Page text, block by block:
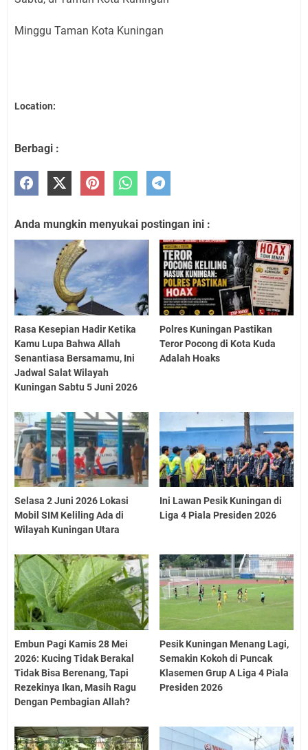
Minggu Taman Kota Kuningan
Location:
Berbagi :
Anda mungkin menyukai postingan ini :
Rasa Kesepian Hadir Ketika
Kamu Lupa Bahwa Allah
Senantiasa Bersamamu, Ini
Jadwal Salat Wilayah
Kuningan Sabtu 5 Juni 2026
Polres Kuningan Pastikan
Teror Pocong di Kota Kuda
Adalah Hoaks
Selasa 2 Juni 2026 Lokasi
Mobil SIM Keliling Ada di
Wilayah Kuningan Utara
Ini Lawan Pesik Kuningan di
Liga 4 Piala Presiden 2026
Embun Pagi Kamis 28 Mei
2026: Kucing Tidak Berakal
Tidak Bisa Berenang, Tapi
Rezekinya Ikan, Masih Ragu
Dengan Pembagian Allah?
Pesik Kuningan Menang Lagi,
Semakin Kokoh di Puncak
Klasemen Grup A Liga 4 Piala
Presiden 2026